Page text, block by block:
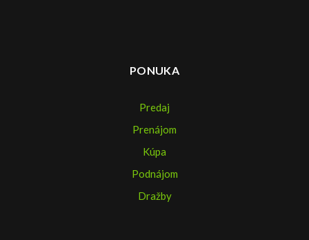
PONUKA
Predaj
Prenájom
Kúpa
Podnájom
Dražby